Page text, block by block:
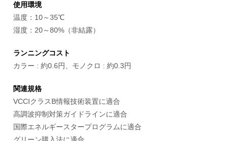
使用環境
温度：10～35℃
湿度：20～80%（非結露）
ランニングコスト
カラー : 約0.6円、モノクロ : 約0.3円
関連規格
VCCIクラスB情報技術装置に適合
高調波抑制対策ガイドラインに適合
国際エネルギースタープログラムに適合
グリーン購入法に適合